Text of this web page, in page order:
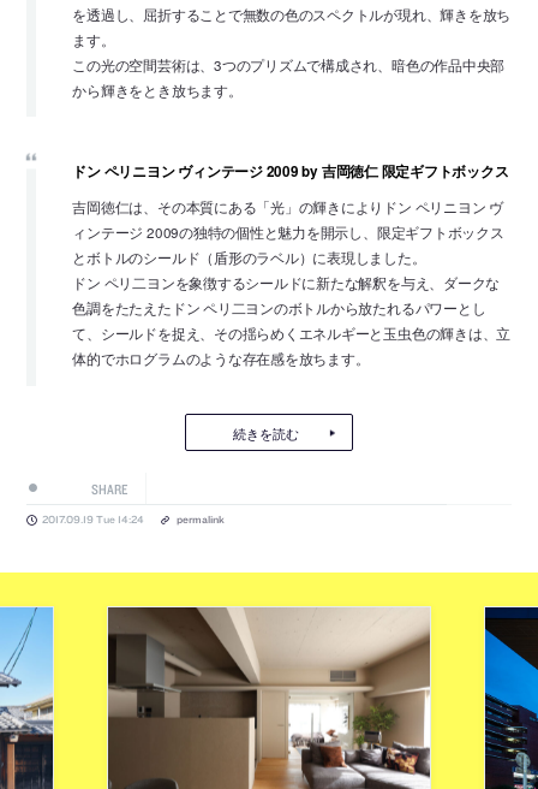
を透過し、屈折することで無数の色のスペクトルが現れ、輝きを放ち
ます。
この光の空間芸術は、3つのプリズムで構成され、暗色の作品中央部
から輝きをとき放ちます。
ドン ペリニヨン ヴィンテージ 2009 by 吉岡徳仁 限定ギフトボックス
吉岡徳仁は、その本質にある「光」の輝きによりドン ペリニヨン ヴ
ィンテージ 2009の独特の個性と魅力を開示し、限定ギフトボックス
とボトルのシールド（盾形のラベル）に表現しました。
ドン ペリ二ヨンを象徴するシールドに新たな解釈を与え、ダークな
色調をたたえたドン ペリ二ヨンのボトルから放たれるパワーとし
て、シールドを捉え、その揺らめくエネルギーと玉虫色の輝きは、立
体的でホログラムのような存在感を放ちます。
続きを読む
SHARE
2017.09.19 Tue 14:24 permalink